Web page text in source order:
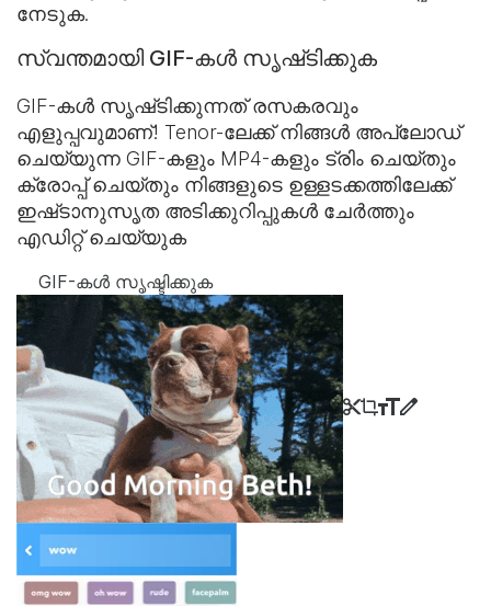
നേടുക.
സ്വന്തമായി GIF-കൾ സൃഷ്‌ടിക്കുക
GIF-കൾ സൃഷ്‌ടിക്കുന്നത് രസകരവും
എളുപ്പവുമാണ്! Tenor-ലേക്ക് നിങ്ങൾ അപ്‌ലോഡ്
ചെയ്യുന്ന GIF-കളും MP4-കളും ട്രിം ചെയ്തും
ക്രോപ്പ് ചെയ്തും നിങ്ങളുടെ ഉള്ളടക്കത്തിലേക്ക്
ഇഷ്‌ടാനുസൃത അടിക്കുറിപ്പുകൾ ചേർത്തും
എഡിറ്റ് ചെയ്യുക
GIF-കൾ സൃഷ്ടിക്കുക